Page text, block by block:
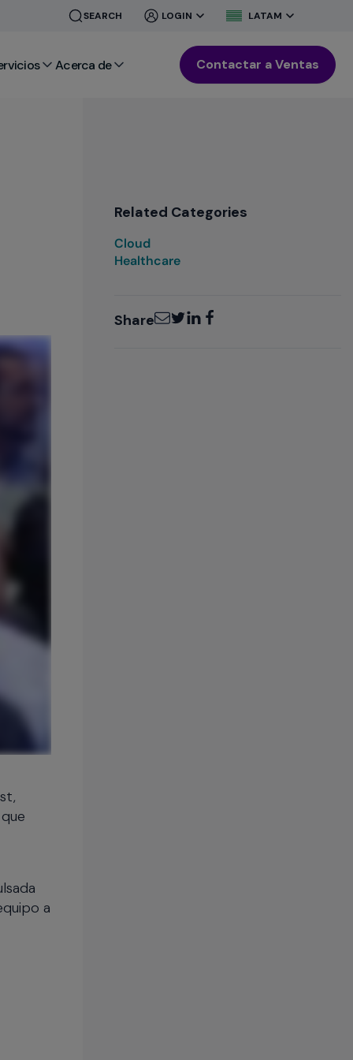
SEARCH
CLOSE
LOGIN
CLOSE
LATAM
Acerca de Contactar a Ventas
a
Related Categories
Cloud
Healthcare
ShareEmailTwitter
LinkedInFacebook